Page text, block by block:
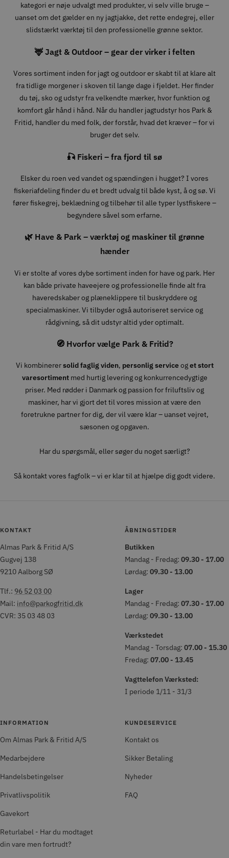
kategori er nøje udvalgt med produkter, vi selv ville bruge –
uanset om det gælder en ny jagtjakke, det rette endegrej, eller
slidstærkt værktøj til den professionelle grønne sektor.
🦌 Jagt & Outdoor – gear der virker i felten
Vores sortiment inden for jagt og outdoor er skabt til at klare alt
fra tidlige morgener i skoven til lange dage i fjeldet. Her finder
du tøj, sko og udstyr fra velkendte mærker, hvor funktion og
komfort går hånd i hånd. Når du handler jagtudstyr hos Park &
Fritid, handler du med folk, der forstår, hvad det kræver – for vi
bruger det selv.
🎣 Fiskeri – fra fjord til sø
Elsker du roen ved vandet og spændingen i hugget? I vores
fiskeriafdeling finder du et bredt udvalg til både kyst, å og sø. Vi
fører fiskegrej, beklædning og tilbehør til alle typer lystfiskere –
begyndere såvel som erfarne.
🌿 Have & Park – værktøj og maskiner til grønne
hænder
Vi er stolte af vores dybe sortiment inden for have og park. Her
kan både private haveejere og professionelle finde alt fra
haveredskaber og plæneklippere til buskryddere og
specialmaskiner. Vi tilbyder også autoriseret service og
rådgivning, så dit udstyr altid yder optimalt.
🧭 Hvorfor vælge Park & Fritid?
Vi kombinerersolid faglig viden, personlig serviceoget stort
varesortimentmed hurtig levering og konkurrencedygtige
priser. Med rødder i Danmark og passion for friluftsliv og
maskiner, har vi gjort det til vores mission at være den
foretrukne partner for dig, der vil være klar – uanset vejret,
sæsonen og opgaven.
Har du spørgsmål, eller søger du noget særligt?
Så kontakt vores fagfolk – vi er klar til at hjælpe dig godt videre.
KONTAKT
Almas Park & Fritid A/S
Gugvej 138
9210 Aalborg SØ
Tlf.: 96 52 03 00
Mail: info@parkogfritid.dk
CVR: 35 03 48 03
ÅBNINGSTIDER
Butikken
Mandag - Fredag: 09.30 - 17.00
Lørdag: 09.30 - 13.00
Lager
Mandag - Fredag: 07.30 - 17.00
Lørdag: 09.30 - 13.00
Værkstedet
Mandag - Torsdag: 07.00 - 15.30
Fredag: 07.00 - 13.45
Vagttelefon Værksted:
I periode 1/11 - 31/3
INFORMATION
Om Almas Park & Fritid A/S
Medarbejdere
Handelsbetingelser
Privatlivspolitik
Gavekort
Returlabel - Har du modtaget
din vare men fortrudt?
KUNDESERVICE
Kontakt os
Sikker Betaling
Nyheder
FAQ